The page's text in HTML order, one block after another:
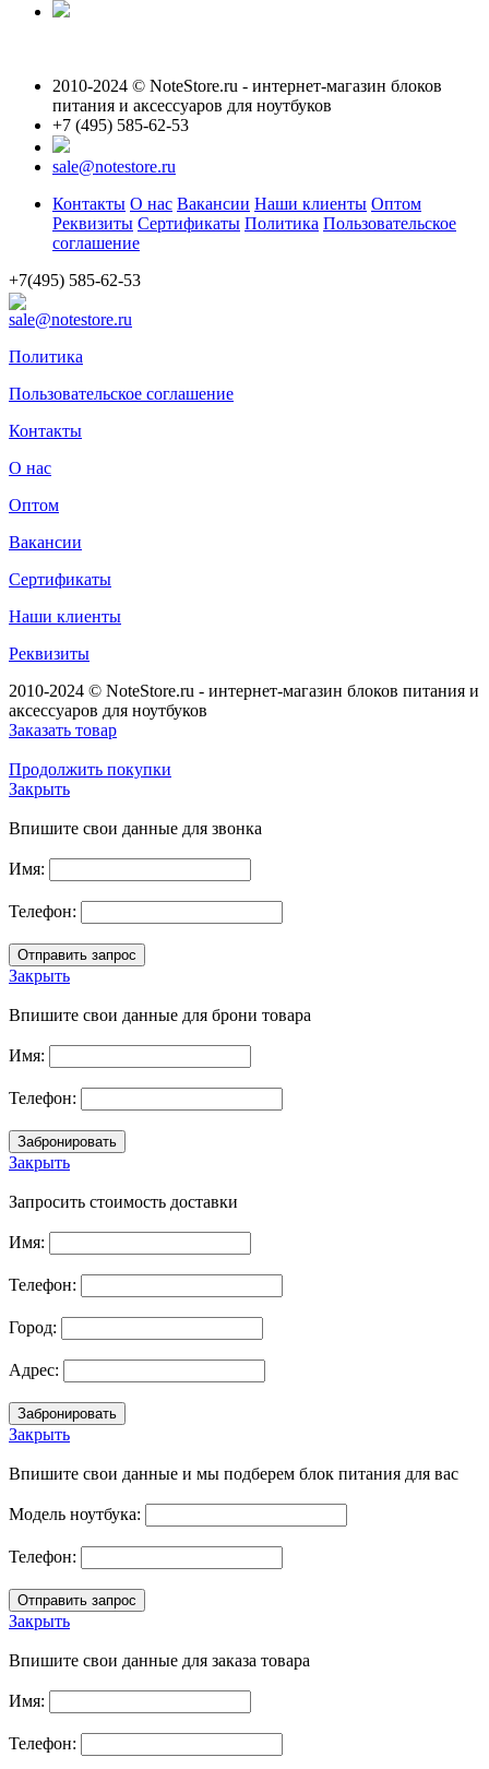
2010-2024 © NoteStore.ru - интернет-магазин блоков
питания и аксессуаров для ноутбуков
+7 (495) 585-62-53
sale@notestore.ru
Контакты О нас Вакансии Наши клиенты Оптом
Реквизиты Сертификаты Политика Пользовательское
соглашение
+7(495) 585-62-53
sale@notestore.ru
Политика
Пользовательское соглашение
Контакты
О нас
Оптом
Вакансии
Сертификаты
Наши клиенты
Реквизиты
2010-2024 © NoteStore.ru - интернет-магазин блоков питания и
аксессуаров для ноутбуков
Заказать товар
Продолжить покупки
Закрыть
Впишите свои данные для звонка
Имя:
Телефон:
Закрыть
Впишите свои данные для брони товара
Имя:
Телефон:
Закрыть
Запросить стоимость доставки
Имя:
Телефон:
Город:
Адрес:
Закрыть
Впишите свои данные и мы подберем блок питания для вас
Модель ноутбука:
Телефон:
Закрыть
Впишите свои данные для заказа товара
Имя:
Телефон: